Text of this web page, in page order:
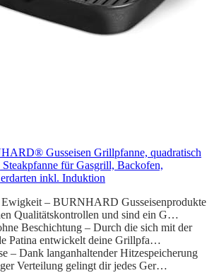
Gusseisen Grillpfanne, quadratisch
Steakpfanne für Gasgrill, Backofen,
inkl. Induktion
– BURNHARD Gusseisenprodukte
Qualitätskontrollen und sind ein G…
Beschichtung – Durch die sich mit der
Patina entwickelt deine Grillpfa…
– Dank langanhaltender Hitzespeicherung
Verteilung gelingt dir jedes Ger…